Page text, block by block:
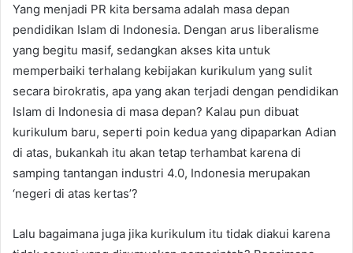
Yang menjadi PR kita bersama adalah masa depan
pendidikan Islam di Indonesia. Dengan arus liberalisme
yang begitu masif, sedangkan akses kita untuk
memperbaiki terhalang kebijakan kurikulum yang sulit
secara birokratis, apa yang akan terjadi dengan pendidikan
Islam di Indonesia di masa depan? Kalau pun dibuat
kurikulum baru, seperti poin kedua yang dipaparkan Adian
di atas, bukankah itu akan tetap terhambat karena di
samping tantangan industri 4.0, Indonesia merupakan
‘negeri di atas kertas’?
Lalu bagaimana juga jika kurikulum itu tidak diakui karena